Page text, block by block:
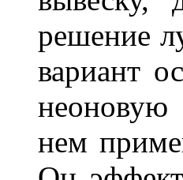
решение
вариант
неоновую
нем